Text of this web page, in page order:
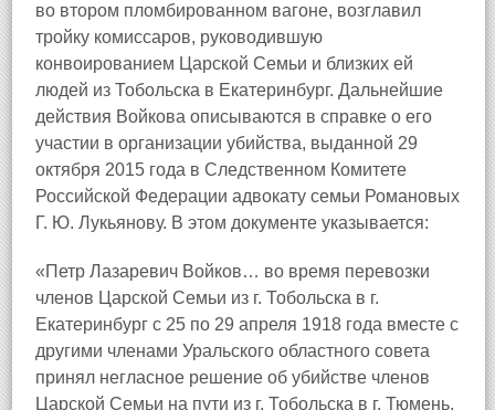
во втором пломбированном вагоне, возглавил
тройку комиссаров, руководившую
конвоированием Царской Семьи и близких ей
людей из Тобольска в Екатеринбург. Дальнейшие
действия Войкова описываются в справке о его
участии в организации убийства, выданной 29
октября 2015 года в Следственном Комитете
Российской Федерации адвокату семьи Романовых
Г. Ю. Лукьянову. В этом документе указывается:
«Петр Лазаревич Войков… во время перевозки
членов Царской Семьи из г. Тобольска в г.
Екатеринбург с 25 по 29 апреля 1918 года вместе с
другими членами Уральского областного совета
принял негласное решение об убийстве членов
Царской Семьи на пути из г. Тобольска в г. Тюмень.